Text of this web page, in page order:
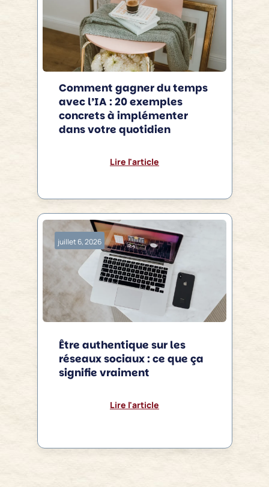
Comment gagner du temps
avec l’IA : 20 exemples
concrets à implémenter
dans votre quotidien
Lire l'article
juillet 6, 2026
Être authentique sur les
réseaux sociaux : ce que ça
signifie vraiment
Lire l'article